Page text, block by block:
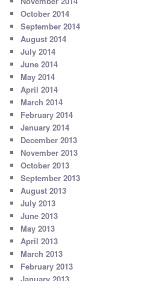
October 2014
September 2014
August 2014
July 2014
June 2014
May 2014
April 2014
March 2014
February 2014
January 2014
December 2013
November 2013
October 2013
September 2013
August 2013
July 2013
June 2013
May 2013
April 2013
March 2013
February 2013